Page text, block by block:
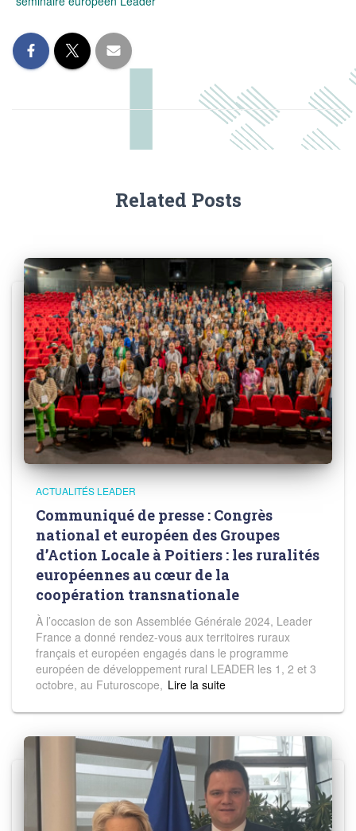
Related Posts
ACTUALITÉS LEADER
Communiqué de presse : Congrès
national et européen des Groupes
d’Action Locale à Poitiers : les ruralités
européennes au cœur de la
coopération transnationale
À l’occasion de son Assemblée Générale 2024, Leader
France a donné rendez-vous aux territoires ruraux
français et européen engagés dans le programme
européen de développement rural LEADER les 1, 2 et 3
octobre, au Futuroscope, Read more